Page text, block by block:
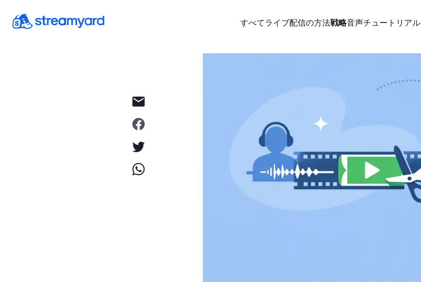
すべてライブ配信の方法戦略音声チュートリアル